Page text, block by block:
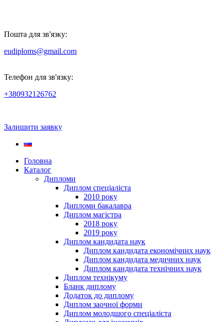
Пошта для зв'язку:
eudiploms@gmail.com
Телефон для зв'язку:
+380932126762
Залишити заявку
Головна
Каталог
Дипломи
Диплом спеціаліста
2010 року
Дипломи бакалавра
Диплом магістра
2018 року
2019 року
Диплом кандидата наук
Диплом кандидата економічних наук
Диплом кандидата медичних наук
Диплом кандидата технічних наук
Диплом технікуму
Бланк диплому
Додаток до диплому
Диплом заочної форми
Диплом молодшого спеціаліста